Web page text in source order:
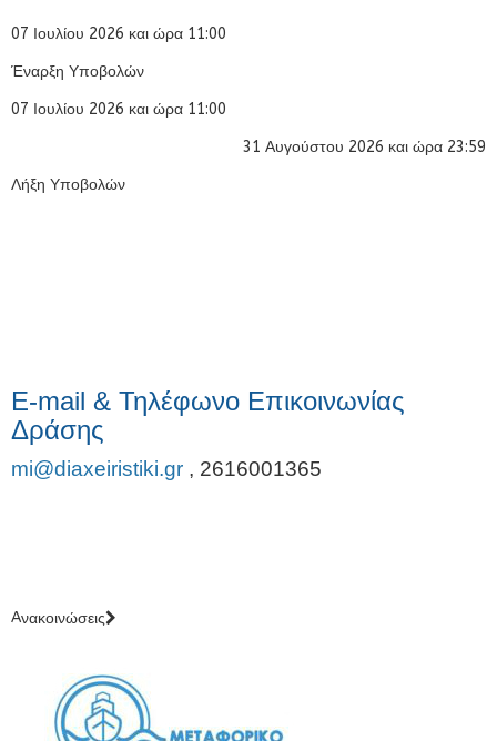
07 Ιουλίου 2026 και ώρα 11:00
Έναρξη Υποβολών
07 Ιουλίου 2026 και ώρα 11:00
31 Αυγούστου 2026 και ώρα 23:59
Λήξη Υποβολών
E-mail & Τηλέφωνο Επικοινωνίας
Δράσης
mi@diaxeiristiki.gr , 2616001365
Aνακοινώσεις